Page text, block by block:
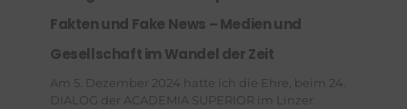
Fakten und Fake News – Medien und
Gesellschaft im Wandel der Zeit
Am 5. Dezember 2024 hatte ich die Ehre, beim 24.
DIALOG der ACADEMIA SUPERIOR im Linzer